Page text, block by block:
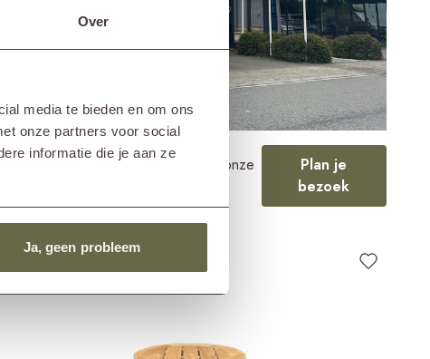
Over
media te bieden en om ons
onze partners voor social
informatie die je aan ze
Ja, geen probleem
Ervaar de collectie in één van onze
Plan je
bezoek